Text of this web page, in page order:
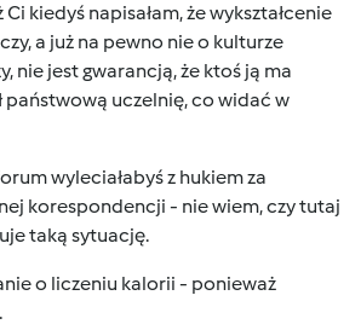
kiedyś napisałam, że wykształcenie
a już na pewno nie o kulturze
nie jest gwarancją, że ktoś ją ma
państwową uczelnię, co widać w
wyleciałabyś z hukiem za
korespondencji - nie wiem, czy tutaj
taką sytuację.
o liczeniu kalorii - ponieważ